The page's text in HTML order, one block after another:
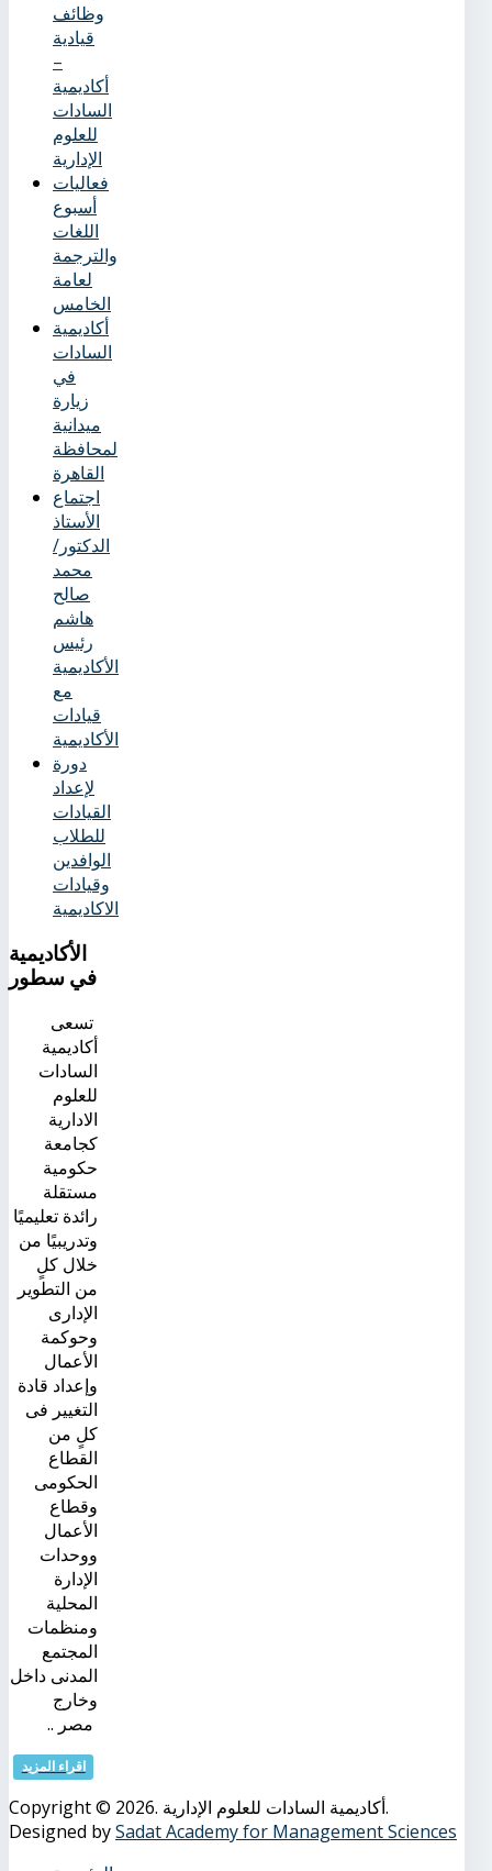
وظائف
قيادية
–
أكاديمية
السادات
للعلوم
الإدارية
فعاليات
أسبوع
اللغات
والترجمة
لعامة
الخامس
أكاديمية
السادات
في
زيارة
ميدانية
لمحافظة
القاهرة
اجتماع
الأستاذ
الدكتور/
محمد
صالح
هاشم
رئيس
الأكاديمية
مع
قيادات
الأكاديمية
دورة
لإعداد
القيادات
للطلاب
الوافدين
وقيادات
الاكاديمية
الأكاديمية
في سطور
تسعى
أكاديمية
السادات
للعلوم
الادارية
كجامعة
حكومية
مستقلة
رائدة تعليميًا
وتدريبيًا من
خلال كلٍ
من التطوير
الإدارى
وحوكمة
الأعمال
وإعداد قادة
التغيير فى
كلٍ من
القطاع
الحكومى
وقطاع
الأعمال
ووحدات
الإدارة
المحلية
ومنظمات
المجتمع
المدنى داخل
وخارج
مصر ..
اقراء المزيد
Copyright © 2026. أكاديمية السادات للعلوم الإدارية.
Designed bySadat Academy for Management Sciences